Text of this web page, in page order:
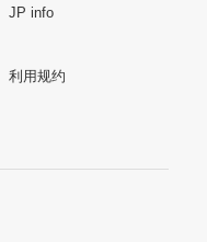
JP info
利用规约